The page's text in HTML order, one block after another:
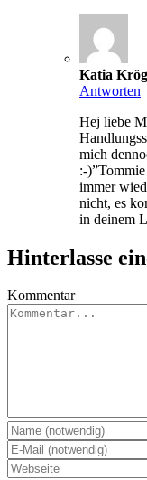
Katia
Antworten
Hej liebe
mich
:-
immer
nicht, es
in deinem
Hinterlasse
Kommentar